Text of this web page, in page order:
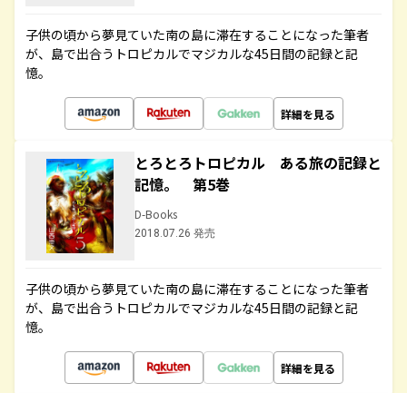
子供の頃から夢見ていた南の島に滞在することになった筆者
が、島で出合うトロピカルでマジカルな45日間の記録と記
憶。
詳細を見る
とろとろトロピカル ある旅の記録と
記憶。 第5巻
D-Books
2018.07.26 発売
子供の頃から夢見ていた南の島に滞在することになった筆者
が、島で出合うトロピカルでマジカルな45日間の記録と記
憶。
詳細を見る